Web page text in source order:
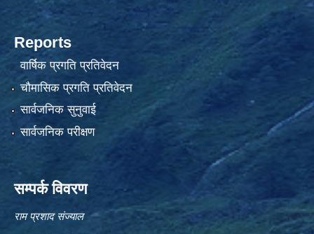
Reports
वार्षिक प्रगति प्रतिवेदन
चौमासिक प्रगति प्रतिवेदन
सार्वजनिक सुनुवाई
सार्वजनिक परीक्षण
सम्पर्क विवरण
राम प्रशाद संज्याल